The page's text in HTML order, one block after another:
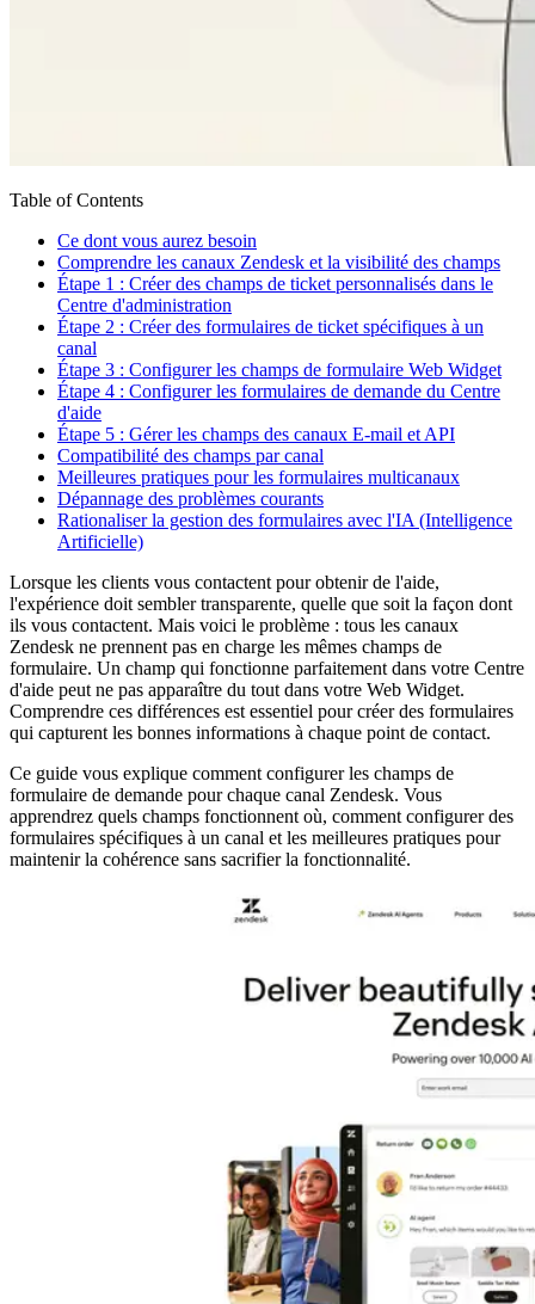
Table of Contents
Ce dont vous aurez besoin
Comprendre les canaux Zendesk et la visibilité des champs
Étape 1 : Créer des champs de ticket personnalisés dans le
Centre d'administration
Étape 2 : Créer des formulaires de ticket spécifiques à un
canal
Étape 3 : Configurer les champs de formulaire Web Widget
Étape 4 : Configurer les formulaires de demande du Centre
d'aide
Étape 5 : Gérer les champs des canaux E-mail et API
Compatibilité des champs par canal
Meilleures pratiques pour les formulaires multicanaux
Dépannage des problèmes courants
Rationaliser la gestion des formulaires avec l'IA (Intelligence
Artificielle)
Lorsque les clients vous contactent pour obtenir de l'aide,
l'expérience doit sembler transparente, quelle que soit la façon dont
ils vous contactent. Mais voici le problème : tous les canaux
Zendesk ne prennent pas en charge les mêmes champs de
formulaire. Un champ qui fonctionne parfaitement dans votre Centre
d'aide peut ne pas apparaître du tout dans votre Web Widget.
Comprendre ces différences est essentiel pour créer des formulaires
qui capturent les bonnes informations à chaque point de contact.
Ce guide vous explique comment configurer les champs de
formulaire de demande pour chaque canal Zendesk. Vous
apprendrez quels champs fonctionnent où, comment configurer des
formulaires spécifiques à un canal et les meilleures pratiques pour
maintenir la cohérence sans sacrifier la fonctionnalité.